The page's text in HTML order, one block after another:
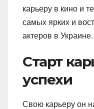
карьеру в кино и
самых ярких и
актеров в Украине.
Старт
успехи
Свою карьеру он